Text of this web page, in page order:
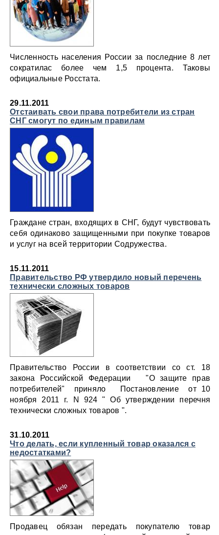
Численность населения России за последние 8 лет
сократилас более чем 1,5 процента. Таковы
официальные Росстата.
29.11.2011
Отстаивать свои права потребители из стран
СНГ смогут по единым правилам
Граждане стран, входящих в СНГ, будут чувствовать
себя одинаково защищенными при покупке товаров
и услуг на всей территории Содружества.
15.11.2011
Правительство РФ утвердило новый перечень
технически сложных товаров
Правительство России в соответствии со ст. 18
закона Российской Федерации "О защите прав
потребителей" приняло Постановление от 10
ноября 2011 г. N 924 " Об утверждении перечня
технически сложных товаров ".
31.10.2011
Что делать, если купленный товар оказался с
недостатками?
Продавец обязан передать покупателю товар